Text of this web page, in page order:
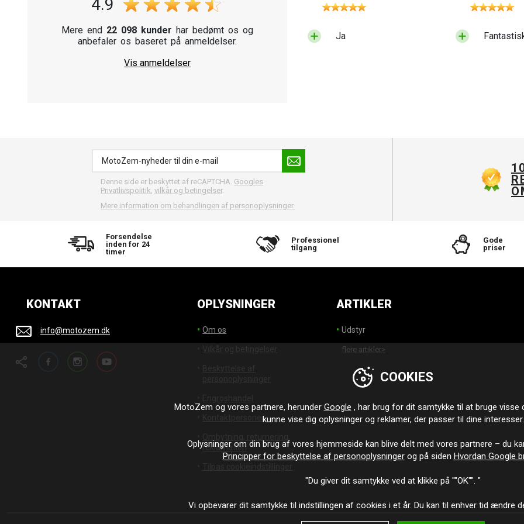
4.9
Mere end 22 098 kunder har bedømt os og
anbefaler os baseret på anmeldelser.
Vis anmeldelser
Ja
Denne side er beskyttet af reCAPTCHA. Googles
Privatlivspolitik vilkår og betingelser.
Mere information om behandlingen af personoplysninger.
Forsendelse
inden for 24
timer
Professionel
tilgang
Gode
priser
KONTAKT
info@motozem.dk
FacebookInstagramYouTube
OPLYSNINGER
Om os
Kontaktpersoner
reklamation
ARTIKLER
Udstyr
flere artikler>
COOKIES
MotoZem og vores partnere, herunder Google , har brug for dit samtykke til at bruge visse
kunne vise dig oplysninger og reklamer, der passer til dine interesser.
Oplysninger om din brug af vores hjemmeside kan blive delt med vores partnere – du
Principper for beskyttelse af personoplysningerog på siden Hvordan Google
"Du giver dit samtykke ved at klikke på ""OK"". "
Vi opbevarer dit samtykke til indstillingen af cookies i et år. Du kan til enhver tid ændre